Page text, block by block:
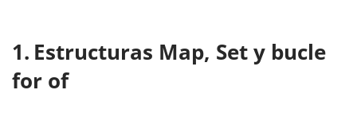
Estructuras Map, Set y bucle
for of